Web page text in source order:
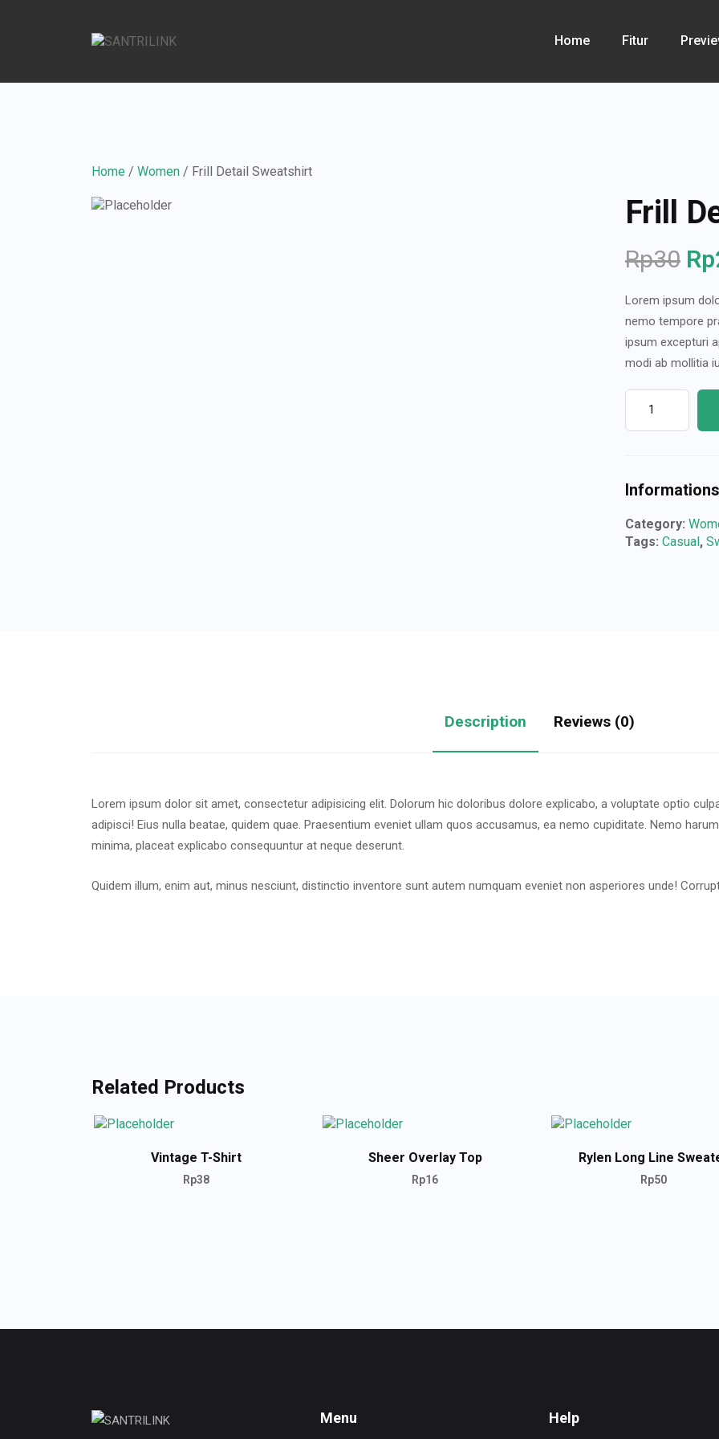
Home Fitur
Home / Women / Frill Detail Sweatshirt
Frill
Rp30 Rp
Lorem ipsum
nemo tempore
ipsum excepturi
modi ab mollitia
Informations
Category:
Tags: Casual,
Description Reviews (0)
Lorem ipsum dolor sit amet, consectetur adipisicing elit. Dolorum hic doloribus dolore explicabo, a voluptate optio
adipisci! Eius nulla beatae, quidem quae. Praesentium eveniet ullam quos accusamus, ea nemo cupiditate. Nemo
minima, placeat explicabo consequuntur at neque deserunt.
Quidem illum, enim aut, minus nesciunt, distinctio inventore sunt autem numquam eveniet non asperiores unde!
Related Products
Vintage T-Shirt
Rp38
Sheer Overlay Top
Rp16
Rylen Long Line
Rp50
Menu Help